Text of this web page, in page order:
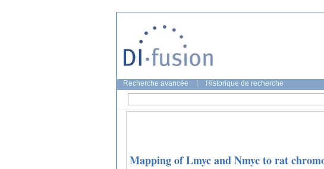
Recherche avancée Historique de recherche
Mapping of Lmyc and Nmyc to rat